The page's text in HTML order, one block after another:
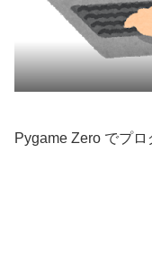
Pygame Zero でプロ